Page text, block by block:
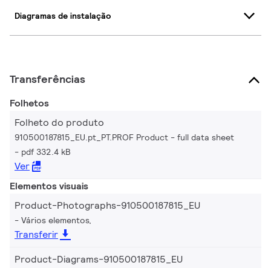
Diagramas de instalação
Transferências
Folhetos
Folheto do produto
910500187815_EU.pt_PT.PROF Product - full data sheet
pdf 332.4 kB
Ver
Elementos visuais
Product-Photographs-910500187815_EU
Vários elementos,
Transferir
Product-Diagrams-910500187815_EU